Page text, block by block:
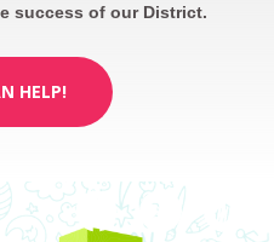
success of our District.
HELP!